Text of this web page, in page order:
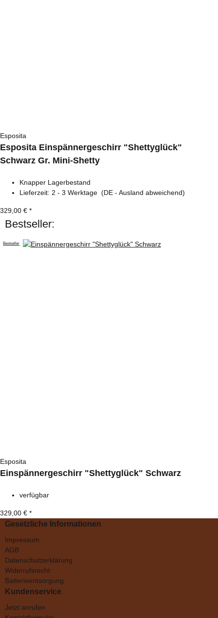
Esposita
Esposita Einspännergeschirr "Shettyglück"
Schwarz Gr. Mini-Shetty
Knapper Lagerbestand
Lieferzeit: 2 - 3 Werktage (DE - Ausland abweichend)
329,00 € *
Bestseller:
Bestseller
Esposita
Einspännergeschirr "Shettyglück" Schwarz
verfügbar
329,00 € *
Gesetzliche Informationen
Impressum
AGB
Datenschutzerklärung
Widerrufsrecht
Batterieentsorgung
Kundenservice
Jetzt anrufen